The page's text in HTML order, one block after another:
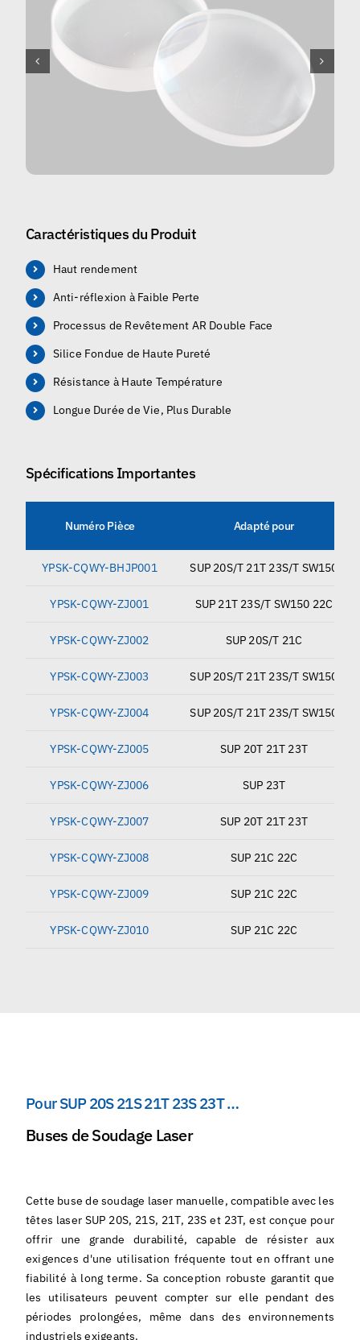
Caractéristiques du Produit
Haut rendement
Anti-réflexion à Faible Perte
Processus de Revêtement AR Double Face
Silice Fondue de Haute Pureté
Résistance à Haute Température
Longue Durée de Vie, Plus Durable
Spécifications Importantes
Numéro Pièce Adapté pour
YPSK-CQWY-BHJP001 SUP 20S/T 21T 23S/T SW150
YPSK-CQWY-ZJ001 SUP 21T 23S/T SW150 22C
YPSK-CQWY-ZJ002 SUP 20S/T 21C
YPSK-CQWY-ZJ003 SUP 20S/T 21T 23S/T SW150
YPSK-CQWY-ZJ004 SUP 20S/T 21T 23S/T SW150
YPSK-CQWY-ZJ005 SUP 20T 21T 23T
YPSK-CQWY-ZJ006 SUP 23T
YPSK-CQWY-ZJ007 SUP 20T 21T 23T
YPSK-CQWY-ZJ008 SUP 21C 22C
YPSK-CQWY-ZJ009 SUP 21C 22C
YPSK-CQWY-ZJ010 SUP 21C 22C
Pour SUP 20S 21S 21T 23S 23T …
Buses de Soudage Laser
Cette buse de soudage laser manuelle, compatible avec les
têtes laser SUP 20S, 21S, 21T, 23S et 23T, est conçue pour
offrir une grande durabilité, capable de résister aux
exigences d'une utilisation fréquente tout en offrant une
fiabilité à long terme. Sa conception robuste garantit que
les utilisateurs peuvent compter sur elle pendant des
périodes prolongées, même dans des environnements
industriels exigeants.